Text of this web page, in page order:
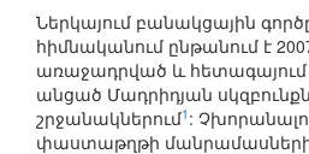
Ներկայում բանակցային
հիմնականում ընթանում է
առաջադրված և հետագայում
անցած Մադրիդյան
շրջանակներում1 :
փաստաթղթի մանրամասների